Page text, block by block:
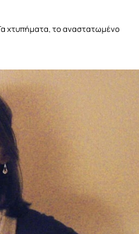
χτυπήματα, το αναστατωμένο